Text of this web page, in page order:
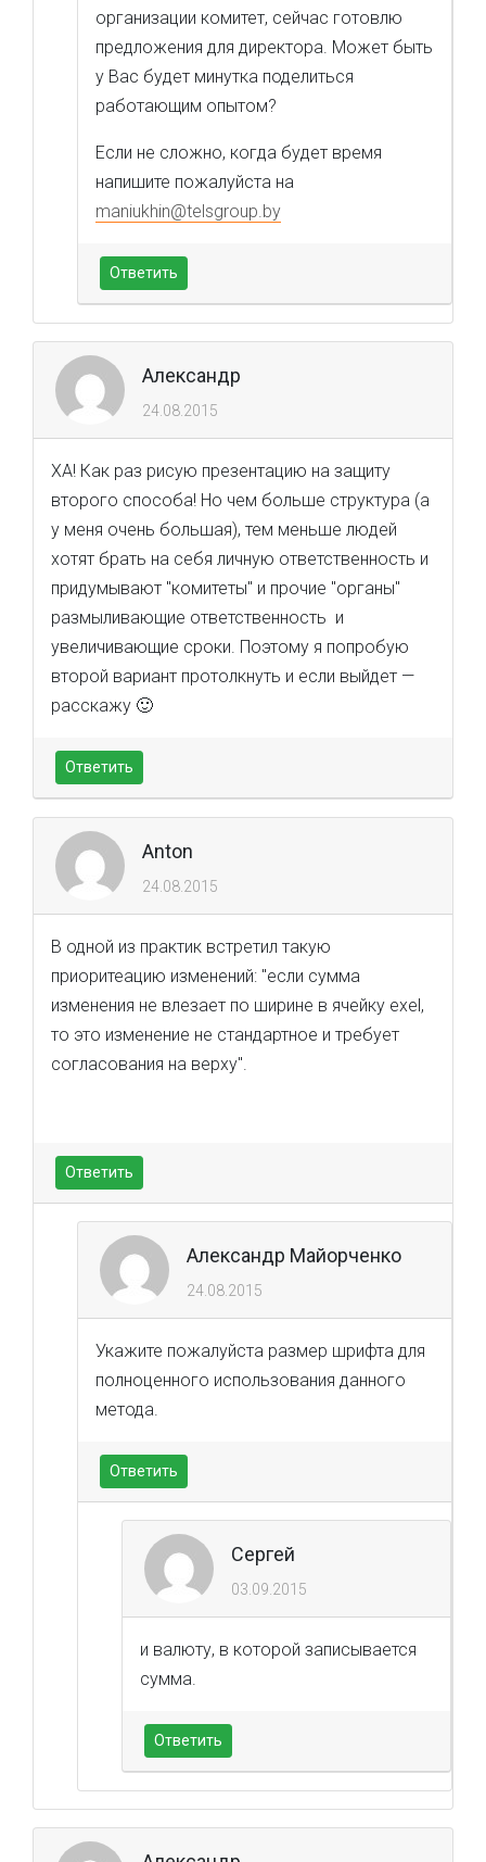
организации комитет, сейчас готовлю
предложения для директора. Может быть
у Вас будет минутка поделиться
работающим опытом?
Если не сложно, когда будет время
напишите пожалуйста на
maniukhin@telsgroup.by
Ответить
Александр
24.08.2015
ХА! Как раз рисую презентацию на защиту
второго способа! Но чем больше структура (а
у меня очень большая), тем меньше людей
хотят брать на себя личную ответственность и
придумывают "комитеты" и прочие "органы"
размыливающие ответственность и
увеличивающие сроки. Поэтому я попробую
второй вариант протолкнуть и если выйдет —
расскажу 🙂
Ответить
Anton
24.08.2015
В одной из практик встретил такую
приоритеацию изменений: "если сумма
изменения не влезает по ширине в ячейку exel,
то это изменение не стандартное и требует
согласования на верху".
Ответить
Александр Майорченко
24.08.2015
Укажите пожалуйста размер шрифта для
полноценного использования данного
метода.
Ответить
Сергей
03.09.2015
и валюту, в которой записывается
сумма.
Ответить